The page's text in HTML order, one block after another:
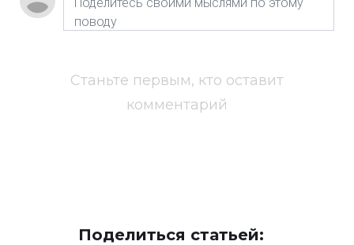
Станьте первым, кто оставит
комментарий
Поделиться статьей: